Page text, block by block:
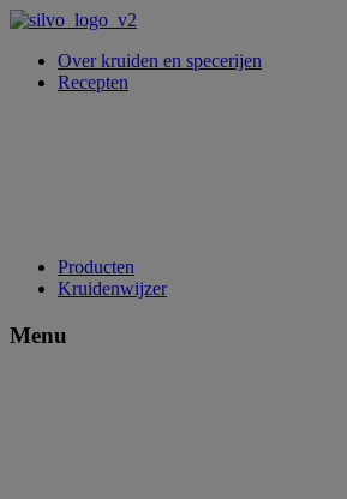
Over kruiden en specerijen
Recepten
Producten
Kruidenwijzer
Menu